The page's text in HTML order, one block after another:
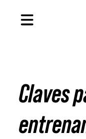
Toggle
Shop
Claves